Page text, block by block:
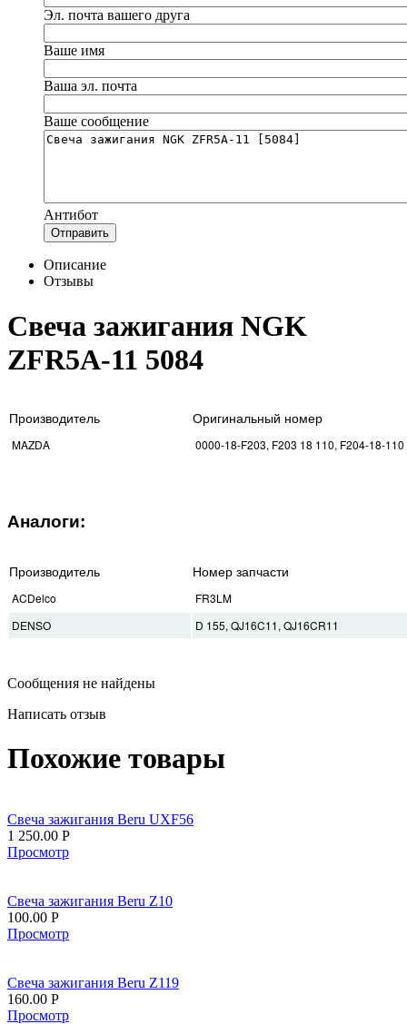
Эл. почта вашего друга
Ваше имя
Ваша эл. почта
Ваше сообщение
Антибот
Отправить
Описание
Отзывы
Свеча зажигания NGK
ZFR5A-11 5084
Производитель Оригинальный номер
MAZDA 0000-18-F203, F203 18 110, F204-18-110
Аналоги:
Производитель Номер запчасти
ACDelco
FR3LM
DENSO
D 155, QJ16C11, QJ16CR11
Сообщения не найдены
Написать отзыв
Похожие товары
Свеча зажигания Beru UXF56
1 250.00 Р
Просмотр
Свеча зажигания Beru Z10
100.00 Р
Просмотр
Свеча зажигания Beru Z119
160.00 Р
Просмотр